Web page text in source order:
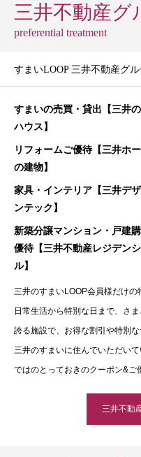
三井不動産グ
preferential treatment
すまいLOOP 三井不動産グ
すまいの売買・貸出【三井の
ハウス】
リフォームご優待【三井ホ
の建物】
家具・インテリア【三井デ
ンテック】
新築分譲マンション・戸建
優待【三井不動産レジデン
ル】
三井のすまいLOOP会員様だけの
日常生活から特別な日まで、さ
誇る施設で、お得な割引や特別
三井のすまいに住んでいただい
ではのとっておきのクーポン&ご
三井不動